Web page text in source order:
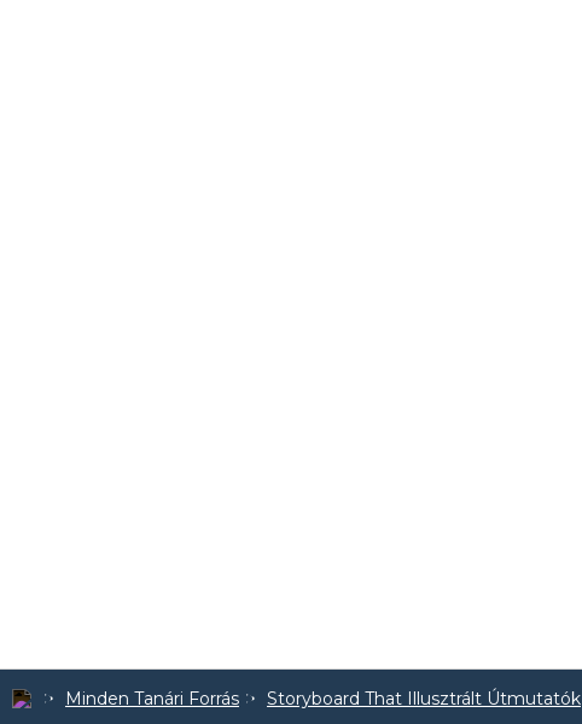
Minden Tanári Forrás Storyboard That Illusztrált Útmutatók